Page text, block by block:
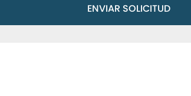
ENVIAR SOLICITUD